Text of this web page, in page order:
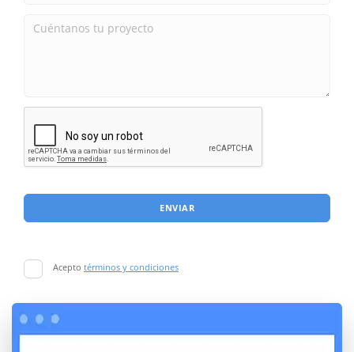
ENVIAR
Acepto términos y condiciones